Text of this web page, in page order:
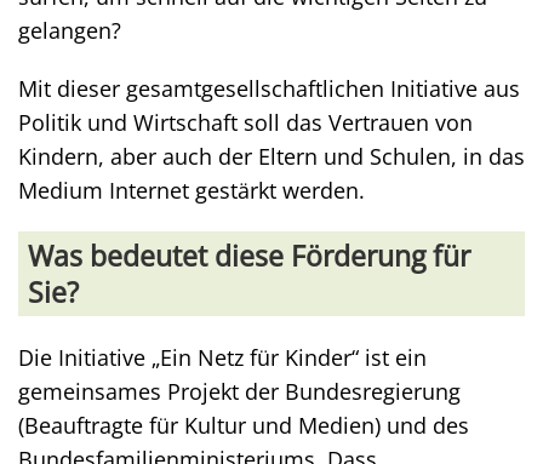
gelangen?
Mit dieser gesamtgesellschaftlichen Initiative aus
Politik und Wirtschaft soll das Vertrauen von
Kindern, aber auch der Eltern und Schulen, in das
Medium Internet gestärkt werden.
Was bedeutet diese Förderung für
Sie?
Die Initiative „Ein Netz für Kinder“ ist ein
gemeinsames Projekt der Bundesregierung
(Beauftragte für Kultur und Medien) und des